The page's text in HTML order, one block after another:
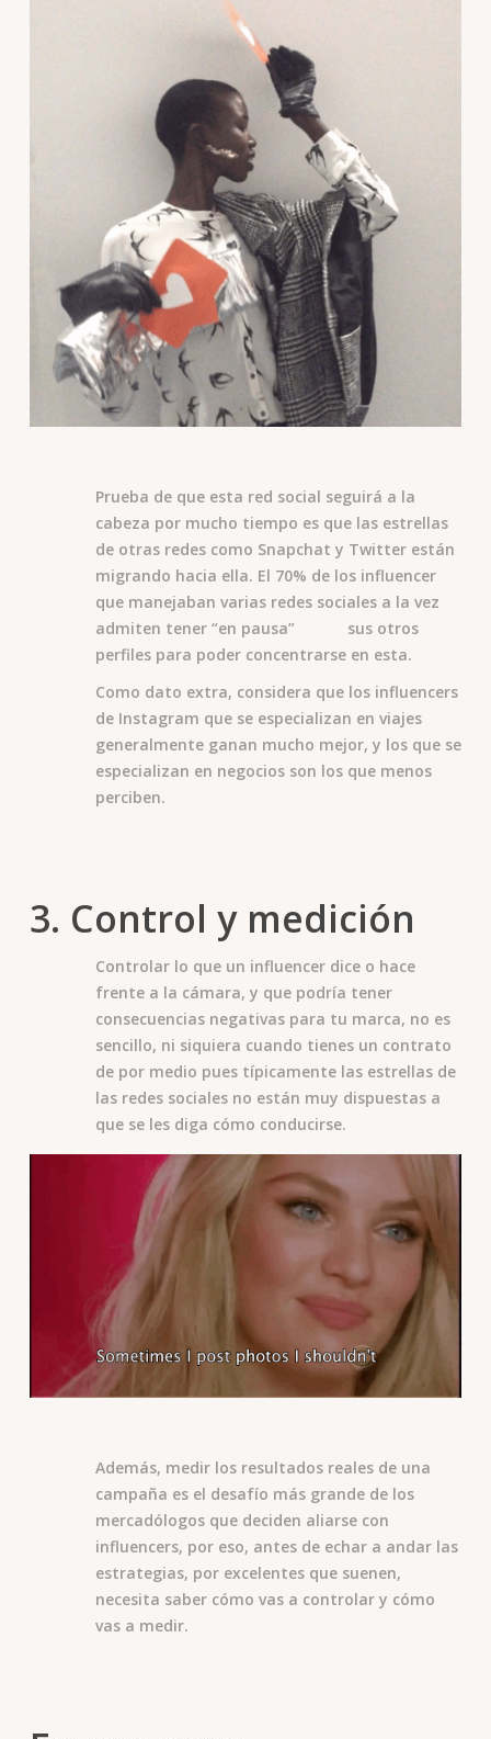
Prueba de que esta red social seguirá a la
cabeza por mucho tiempo es que las estrellas
de otras redes como Snapchat y Twitter están
migrando hacia ella. El 70% de los influencer
que manejaban varias redes sociales a la vez
admiten tener “en pausa” sus otros
perfiles para poder concentrarse en esta.
Como dato extra, considera que los influencers
de Instagram que se especializan en viajes
generalmente ganan mucho mejor, y los que se
especializan en negocios son los que menos
perciben.
3. Control y medición
Controlar lo que un influencer dice o hace
frente a la cámara, y que podría tener
consecuencias negativas para tu marca, no es
sencillo, ni siquiera cuando tienes un contrato
de por medio pues típicamente las estrellas de
las redes sociales no están muy dispuestas a
que se les diga cómo conducirse.
Además, medir los resultados reales de una
campaña es el desafío más grande de los
mercadólogos que deciden aliarse con
influencers, por eso, antes de echar a andar las
estrategias, por excelentes que suenen,
necesita saber cómo vas a controlar y cómo
vas a medir.